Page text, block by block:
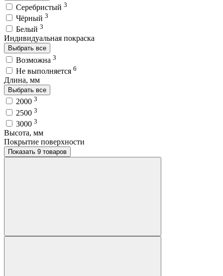
Серебристый 3
Чёрный 3
Белый 3
Индивидуальная покраска
Выбрать все
Возможна 3
Не выполняется 6
Длина, мм
Выбрать все
2000 3
2500 3
3000 3
Высота, мм
Покрытие поверхности
Показать 9 товаров